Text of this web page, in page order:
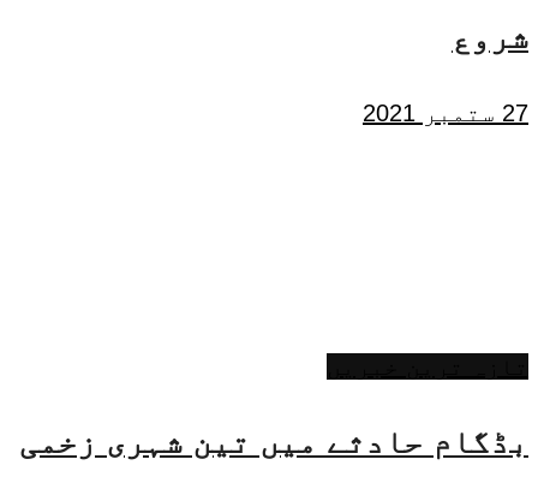
شروع
27 ستمبر 2021
بڈگام حادثے میں تین شہری زخمی